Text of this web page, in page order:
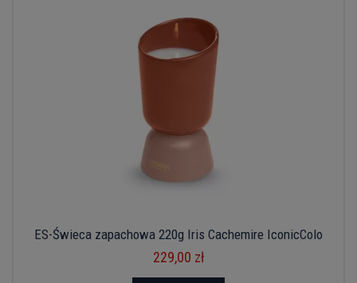
ES-Świeca zapachowa 220g Iris Cachemire IconicColo
229,00 zł